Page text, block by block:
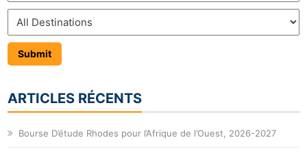
ARTICLES RÉCENTS
Bourse D’étude Rhodes pour l’Afrique de l’Ouest, 2026-2027